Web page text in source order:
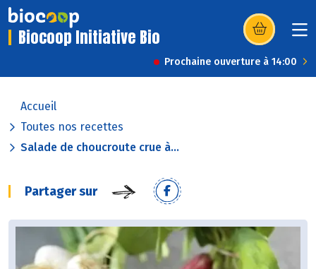
Biocoop Initiative Bio (s’ouvre dans
Prochaine ouverture à 14:00
Accueil
Toutes nos recettes
Salade de choucroute crue à...
Partager sur